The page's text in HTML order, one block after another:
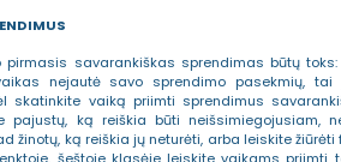
pirmasis savarankiškas sprendimas būtų
nejautė savo sprendimo pasekmių,
skatinkite vaiką priimti sprendimus
pajustų, ką reiškia būti neišsimiegojusiam,
žinotų, ką reiškia jų neturėti, arba leiskite